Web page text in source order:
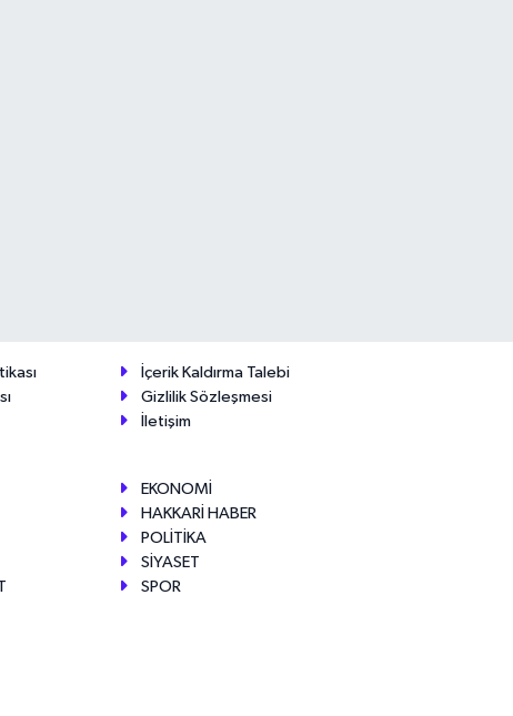
İçerik Kaldırma Talebi
Gizlilik Sözleşmesi
İletişim
EKONOMİ
HAKKARİ HABER
POLİTİKA
SİYASET
SPOR